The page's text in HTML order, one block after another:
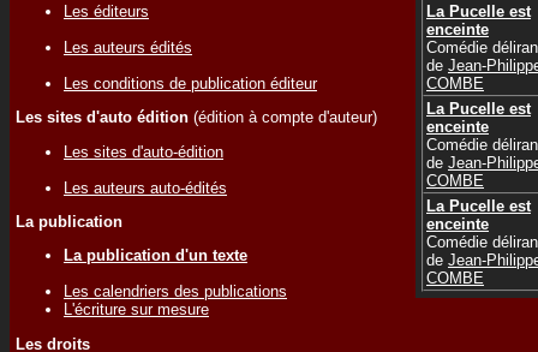
Les éditeurs
Les auteurs édités
Les conditions de publication éditeur
Les sites d'auto édition (édition à compte d'auteur)
Les sites d'auto-édition
Les auteurs auto-édités
La publication
La publication d'un texte
Les calendriers des publications
L'écriture sur mesure
Les droits
La Pucelle est
enceinte
Comédie
de Jean-
COMBE
La Pucelle est
enceinte
Comédie
de Jean-
COMBE
La Pucelle est
enceinte
Comédie
de Jean-
COMBE